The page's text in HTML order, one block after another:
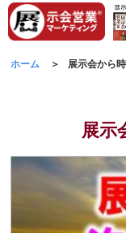
ホーム 展示会から
展示